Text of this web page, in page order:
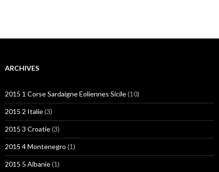
ARCHIVES
2015 1 Corse Sardaigne Eoliennes Sicile(10)
2015 2 Italie(3)
2015 3 Croatie(3)
2015 4 Montenegro (1)
2015 5 Albanie(1)